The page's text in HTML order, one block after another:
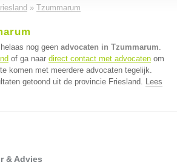
» Tzummarum
nog geen advocaten in Tzummarum.
of ga naar direct contact met advocaten om
komen met meerdere advocaten tegelijk.
getoond uit de provincie Friesland. Lees
& Advies